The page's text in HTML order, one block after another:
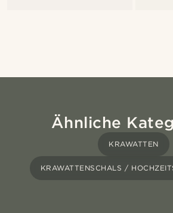
Ähnliche
KRAWATTEN
KRAWATTENSCHALS /